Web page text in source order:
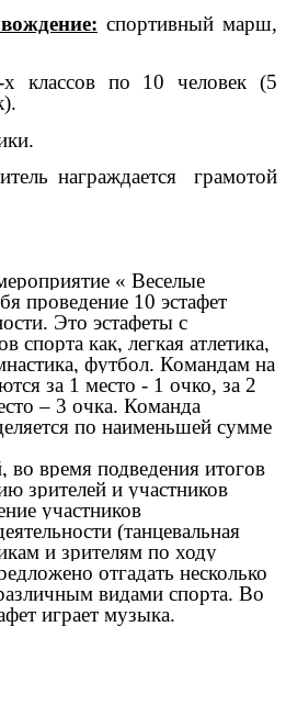
спортивный марш,
классов по 10 человек (5
награждается грамотой
« Веселые
проведение 10 эстафет
Это эстафеты с
спорта как, легкая атлетика,
футбол. Командам на
за 1 место - 1 очко, за 2
– 3 очка. Команда
по наименьшей сумме
во время подведения итогов
зрителей и участников
участников
(танцевальная
и зрителям по ходу
отгадать несколько
видами спорта. Во
играет музыка.